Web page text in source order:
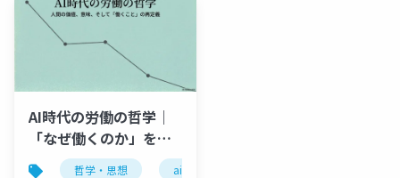
AI時代の労働の哲学｜
「なぜ働くのか」を再
定義する哲学・思想 ai